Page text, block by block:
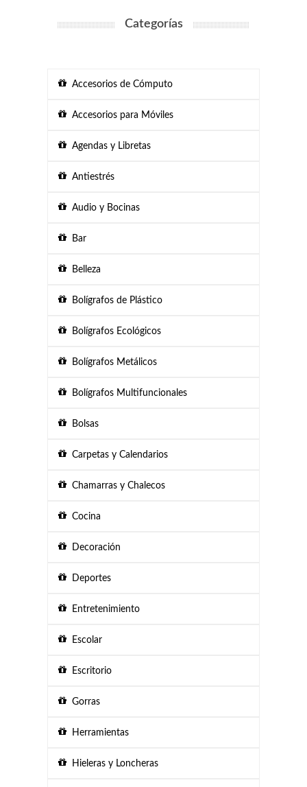
Categorías
Accesorios de Cómputo
Accesorios para Móviles
Agendas y Libretas
Antiestrés
Audio y Bocinas
Bar
Belleza
Bolígrafos de Plástico
Bolígrafos Ecológicos
Bolígrafos Metálicos
Bolígrafos Multifuncionales
Bolsas
Carpetas y Calendarios
Chamarras y Chalecos
Cocina
Decoración
Deportes
Entretenimiento
Escolar
Escritorio
Gorras
Herramientas
Hieleras y Loncheras